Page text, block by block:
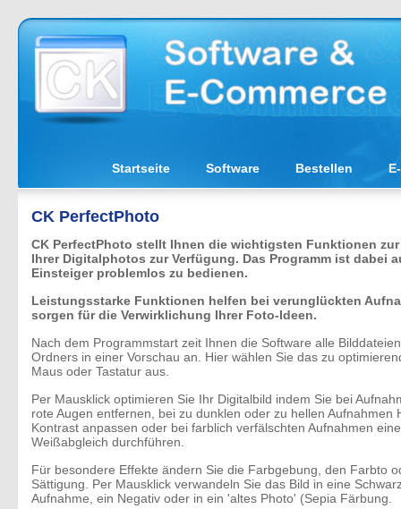
Startseite Software Bestellen
CK PerfectPhoto
CK PerfectPhoto stellt Ihnen die wichtigsten Funktionen
Ihrer Digitalphotos zur Verfügung. Das Programm ist dabei
Einsteiger problemlos zu bedienen.
Leistungsstarke Funktionen helfen bei verunglückten
sorgen für die Verwirklichung Ihrer Foto-Ideen.
Nach dem Programmstart zeit Ihnen die Software alle
Ordners in einer Vorschau an. Hier wählen Sie das zu
Maus oder Tastatur aus.
Per Mausklick optimieren Sie Ihr Digitalbild indem Sie bei
rote Augen entfernen, bei zu dunklen oder zu hellen Aufnahmen
Kontrast anpassen oder bei farblich verfälschten Aufnahmen
Weißabgleich durchführen.
Für besondere Effekte ändern Sie die Farbgebung, den Farbto
Sättigung. Per Mausklick verwandeln Sie das Bild in eine
Aufnahme, ein Negativ oder in ein 'altes Photo' (Sepia Färbung.